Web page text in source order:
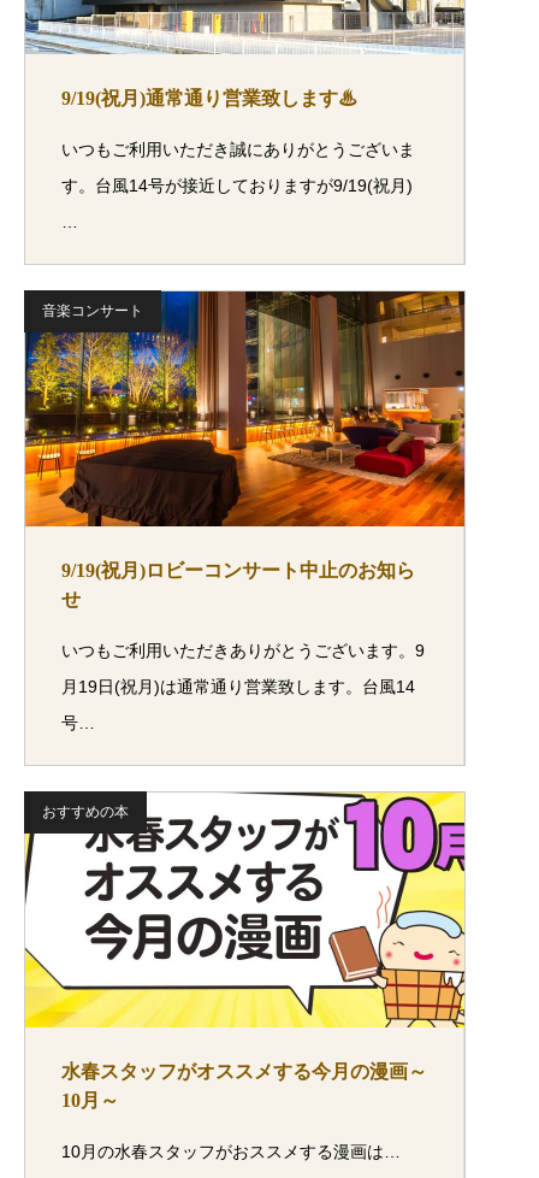
9/19(祝月)通常通り営業致します♨
いつもご利用いただき誠にありがとうございま
す。台風14号が接近しておりますが9/19(祝月)
音楽コンサート
9/19(祝月)ロビーコンサート中止のお知ら
せ
いつもご利用いただきありがとうございます。9
月19日(祝月)は通常通り営業致します。台風14
号…
おすすめの本
水春スタッフがオススメする今月の漫画～
10月～
10月の水春スタッフがおススメする漫画は…